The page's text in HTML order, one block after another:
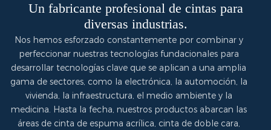
Un fabricante profesional de cintas para
diversas industrias.
Nos hemos esforzado constantemente por combinar y
perfeccionar nuestras tecnologías fundacionales para
desarrollar tecnologías clave que se aplican a una amplia
gama de sectores, como la electrónica, la automoción, la
vivienda, la infraestructura, el medio ambiente y la
medicina. Hasta la fecha, nuestros productos abarcan las
áreas de cinta de espuma acrílica, cinta de doble cara,